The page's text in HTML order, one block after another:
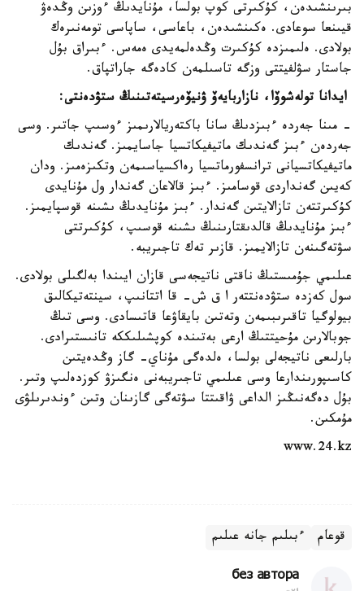
بىرىنشىدەن، كۇكىرتى كوپ بولسا، مۇنايدىڭ ءوزىن وڭدەۋ
قيىنعا سوعادى. ەكىنشىدەن، باعاسى، ساپاسى تومەنىرەك
بولادى. ەلىمىزدە كۇكىرت وڭدەلمەيدى ەمەس. ءبىراق بۇل
جاستار سۋلفيتتى وزگە تاسىلمەن كادەگە جاراتپاق.
ايدانا تولەشوۆا، نازاربايەۆ ۋنيۆەرسيتەتىنىڭ ستۋدەنتى:
- مىنا جەردە ءبىزدىڭ سانا باكتەريالارىمىز ءوسىپ جاتىر. وسى
جەردەن ءبىز گەندىك ماتيفيكاتسيا جاسايمىز. گەندىك
ماتيفيكاتسيانى ترانسفورماتسيا رەاكسياسىمەن وتكىزەمىز. ودان
كەيىن گەنداردى قوسامىز. ءبىز قالاعان گەندار ول مۇنايدى
كۇكىرتتەن تازالايتىن گەندار. ءبىز مۇنايدىڭ ىشىنە قوسپايمىز.
ءبىز مۇنايدىڭ قالدىقتارىنىڭ ىشىنە قوسىپ، كۇكىرتتى
سۋتەگىنەن تازالايمىز. قازىر تەك تاجىريبە.
عىلىمي جۇمىستىڭ ناقتى ناتيجەسى قازان ايىندا بەلگىلى بولادى.
سول كەزدە ستۋدەنتتەر ا ق ش- قا اتتانىپ، سينتەتيكالىق
بيولوگيا تاقىرىبىمەن وتەتىن بايقاۋعا قاتىسادى. وسى تىڭ
جوبالارىن مۇحيتتىڭ ارعى بەتىندە كوپشىلىككە تانىستىرادى.
بارلىعى ناتيجەلى بولسا، ەلدەگى مۇناي- گاز وڭدەيتىن
كاسىپورىندارعا وسى عىلىمي تاجىريبەنى ەنگىزۋ كوزدەلىپ وتىر.
بۇل دەگەنىڭىز الداعى ۋاقىتتا سۋتەگى گازىنان وتىن ءوندىرىلۋى
مۇمكىن.
www.24.kz
قوعام ءبىلىم جانە عىلىم
без автора